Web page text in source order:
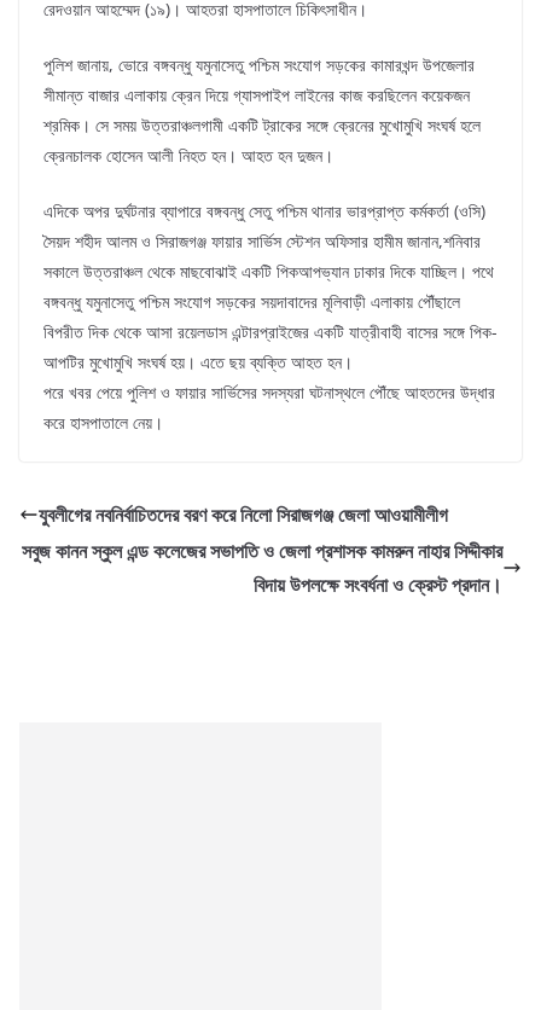
রেদওয়ান আহম্মেদ (১৯)। আহতরা হাসপাতালে চিকিৎসাধীন।
পুলিশ জানায়, ভোরে বঙ্গবন্ধু যমুনাসেতু পশ্চিম সংযোগ সড়কের কামারখন্দ উপজেলার
সীমান্ত বাজার এলাকায় ক্রেন দিয়ে গ্যাসপাইপ লাইনের কাজ করছিলেন কয়েকজন
শ্রমিক। সে সময় উত্তরাঞ্চলগামী একটি ট্রাকের সঙ্গে ক্রেনের মুখোমুখি সংঘর্ষ হলে
ক্রেনচালক হোসেন আলী নিহত হন। আহত হন দুজন।
এদিকে অপর দুর্ঘটনার ব্যাপারে বঙ্গবন্ধু সেতু পশ্চিম থানার ভারপ্রাপ্ত কর্মকর্তা (ওসি)
সৈয়দ শহীদ আলম ও সিরাজগঞ্জ ফায়ার সার্ভিস স্টেশন অফিসার হামীম জানান,শনিবার
সকালে উত্তরাঞ্চল থেকে মাছবোঝাই একটি পিকআপভ্যান ঢাকার দিকে যাচ্ছিল। পথে
বঙ্গবন্ধু যমুনাসেতু পশ্চিম সংযোগ সড়কের সয়দাবাদের মূলিবাড়ী এলাকায় পৌঁছালে
বিপরীত দিক থেকে আসা রয়েলডাস এন্টারপ্রাইজের একটি যাত্রীবাহী বাসের সঙ্গে পিক-
আপটির মুখোমুখি সংঘর্ষ হয়। এতে ছয় ব্যক্তি আহত হন।
পরে খবর পেয়ে পুলিশ ও ফায়ার সার্ভিসের সদস্যরা ঘটনাস্থলে পৌঁছে আহতদের উদ্ধার
করে হাসপাতালে নেয়।
যুবলীগের নবনির্বাচিতদের বরণ করে নিলো সিরাজগঞ্জ জেলা আওয়ামীলীগ
সবুজ কানন স্কুল এন্ড কলেজের সভাপতি ও জেলা প্রশাসক কামরুন নাহার সিদ্দীকার
বিদায় উপলক্ষে সংবর্ধনা ও ক্রেস্ট প্রদান।